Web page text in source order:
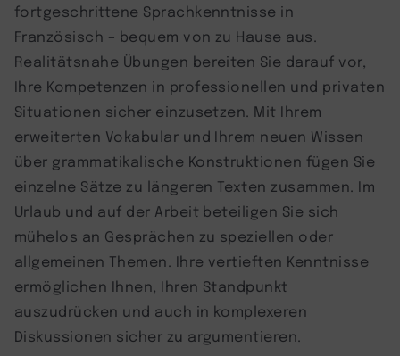
fortgeschrittene Sprachkenntnisse in
Französisch – bequem von zu Hause aus.
Realitätsnahe Übungen bereiten Sie darauf vor,
Ihre Kompetenzen in professionellen und privaten
Situationen sicher einzusetzen. Mit Ihrem
erweiterten Vokabular und Ihrem neuen Wissen
über grammatikalische Konstruktionen fügen Sie
einzelne Sätze zu längeren Texten zusammen. Im
Urlaub und auf der Arbeit beteiligen Sie sich
mühelos an Gesprächen zu speziellen oder
allgemeinen Themen. Ihre vertieften Kenntnisse
ermöglichen Ihnen, Ihren Standpunkt
auszudrücken und auch in komplexeren
Diskussionen sicher zu argumentieren.